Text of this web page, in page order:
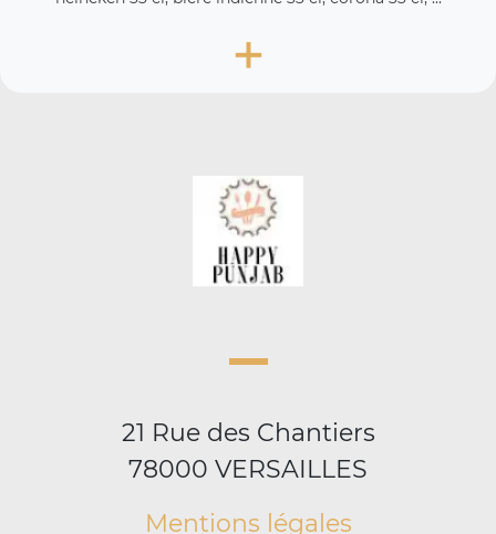
+
21 Rue des Chantiers
78000 VERSAILLES
Mentions légales